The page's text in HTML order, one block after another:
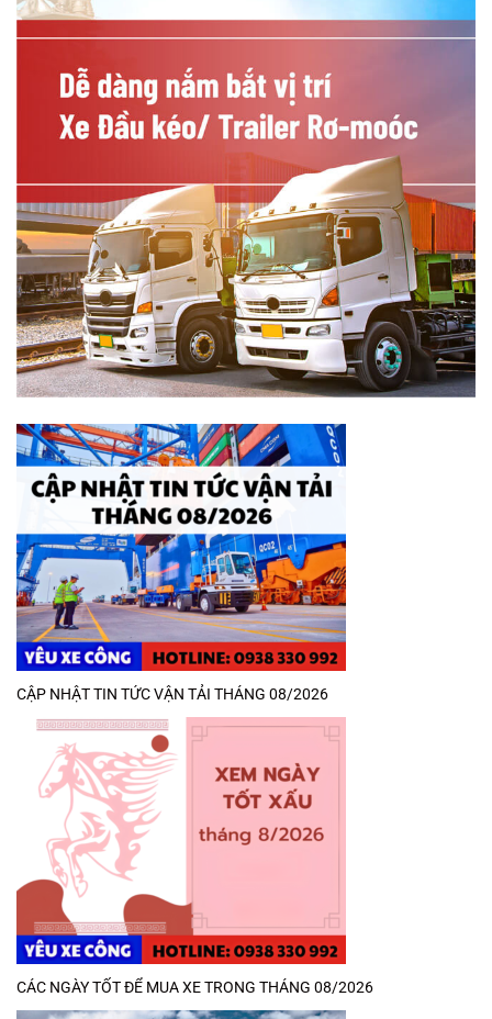
CẬP NHẬT TIN TỨC VẬN TẢI THÁNG 08/2026
CÁC NGÀY TỐT ĐỂ MUA XE TRONG THÁNG 08/2026